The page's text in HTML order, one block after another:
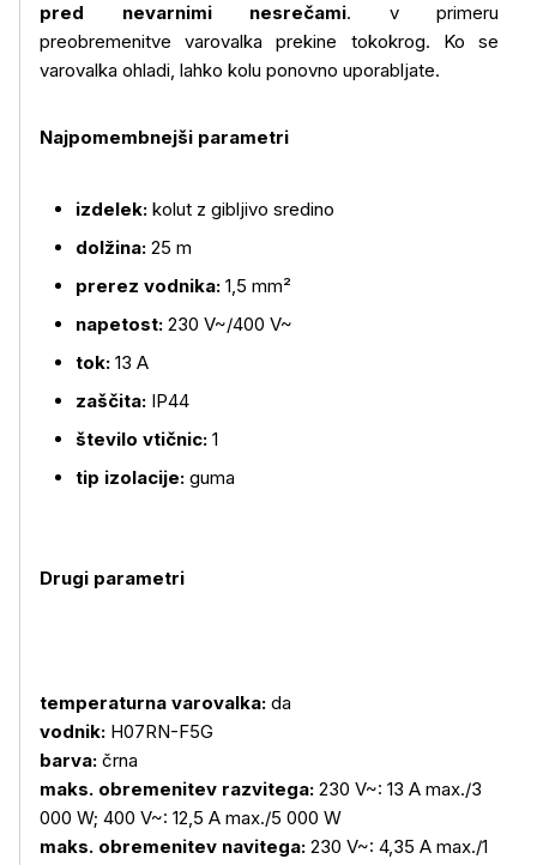
pred nevarnimi nesrečami. v primeru
preobremenitve varovalka prekine tokokrog. Ko se
varovalka ohladi, lahko kolu ponovno uporabljate.
Najpomembnejši parametri
izdelek: kolut z gibljivo sredino
dolžina: 25 m
prerez vodnika: 1,5 mm²
napetost: 230 V~/400 V~
tok: 13 A
zaščita: IP44
število vtičnic: 1
tip izolacije: guma
Drugi parametri
temperaturna varovalka: da
vodnik: H07RN-F5G
barva: črna
maks. obremenitev razvitega: 230 V~: 13 A max./3
000 W; 400 V~: 12,5 A max./5 000 W
maks. obremenitev navitega: 230 V~: 4,35 A max./1